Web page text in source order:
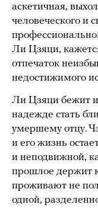
аскетичная,
человеческого и
Ли Цзяци,
отпечаток
недостижимого
Ли Цзяци бежит
надежде стать
умершему отцу.
и его жизнь
и неподвижной,
прошлое держит
проживают не
одной,